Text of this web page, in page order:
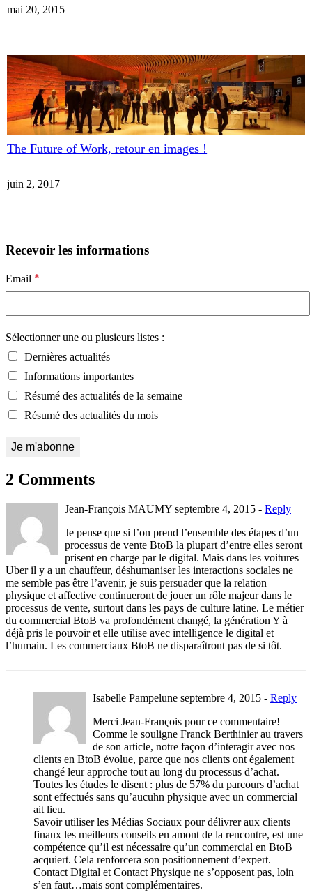
mai 20, 2015
The Future of Work, retour en images !
juin 2, 2017
Recevoir les informations
Email *
Sélectionner une ou plusieurs listes :
Dernières actualités
Informations importantes
Résumé des actualités de la semaine
Résumé des actualités du mois
2 Comments
Jean-François MAUMY septembre 4, 2015 - Reply
Je pense que si l’on prend l’ensemble des étapes d’un
processus de vente BtoB la plupart d’entre elles seront
prisent en charge par le digital. Mais dans les voitures
Uber il y a un chauffeur, déshumaniser les interactions sociales ne
me semble pas être l’avenir, je suis persuader que la relation
physique et affective continueront de jouer un rôle majeur dans le
processus de vente, surtout dans les pays de culture latine. Le métier
du commercial BtoB va profondément changé, la génération Y à
déjà pris le pouvoir et elle utilise avec intelligence le digital et
l’humain. Les commerciaux BtoB ne disparaîtront pas de si tôt.
Isabelle Pampelune septembre 4, 2015 - Reply
Merci Jean-François pour ce commentaire!
Comme le souligne Franck Berthinier au travers
de son article, notre façon d’interagir avec nos
clients en BtoB évolue, parce que nos clients ont également
changé leur approche tout au long du processus d’achat.
Toutes les études le disent : plus de 57% du parcours d’achat
sont effectués sans qu’aucuhn physique avec un commercial
ait lieu.
Savoir utiliser les Médias Sociaux pour délivrer aux clients
finaux les meilleurs conseils en amont de la rencontre, est une
compétence qu’il est nécessaire qu’un commercial en BtoB
acquiert. Cela renforcera son positionnement d’expert.
Contact Digital et Contact Physique ne s’opposent pas, loin
s’en faut…mais sont complémentaires.